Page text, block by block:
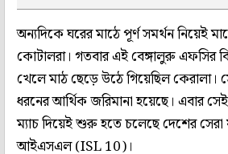
অন্যদিকে ঘরের মাঠে পূর্ণ সমর্থন নিয়েই
কোটালরা। গতবার এই বেঙ্গালুরু এফসির
খেলে মাঠ ছেড়ে উঠে গিয়েছিল কেরালা।
ধরনের আর্থিক জরিমানা হয়েছে। এবার
ম্যাচ দিয়েই শুরু হতে চলেছে দেশের সেরা
আইএসএল (ISL 10)।